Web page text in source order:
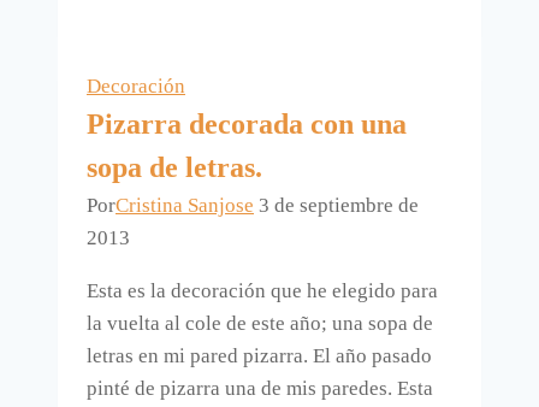
Decoración
Pizarra decorada con una
sopa de letras.
PorCristina Sanjose 3 de septiembre de
2013
Esta es la decoración que he elegido para
la vuelta al cole de este año; una sopa de
letras en mi pared pizarra. El año pasado
pinté de pizarra una de mis paredes. Esta